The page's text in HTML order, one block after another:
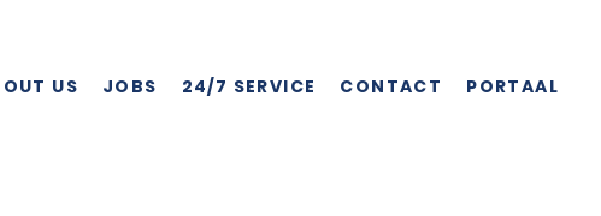
US JOBS 24/7 SERVICE CONTACT PORTAAL